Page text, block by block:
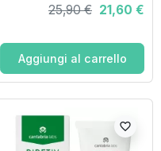
25,90 € 21,60 €
Aggiungi al carrello
favorite_border